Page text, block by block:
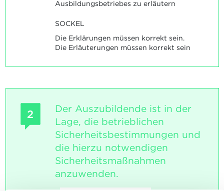
Ausbildungsbetriebes zu erläutern
SOCKEL
Die Erklärungen müssen korrekt sein.
Die Erläuterungen müssen korrekt sein
2
Der Auszubildende ist in der
Lage, die betrieblichen
Sicherheitsbestimmungen und
die hierzu notwendigen
Sicherheitsmaßnahmen
anzuwenden.